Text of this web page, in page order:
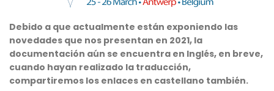
Debido a que actualmente están exponiendo las
novedades que nos presentan en 2021, la
documentación aún se encuentra en Inglés, en breve,
cuando hayan realizado la traducción,
compartiremos los enlaces en castellano también.